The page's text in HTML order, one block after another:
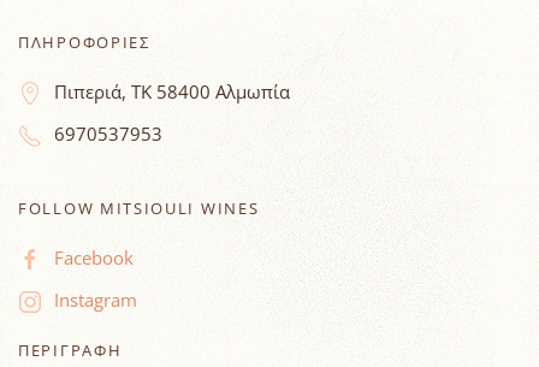
ΠΛΗΡΟΦΟΡΙΕΣ
Πιπεριά, ΤΚ 58400 Αλμωπία
6970537953
FOLLOW MITSIOULI WINES
Facebook
Instagram
ΠΕΡΙΓΡΑΦΗ